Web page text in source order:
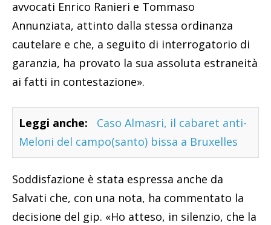
avvocati Enrico Ranieri e Tommaso
Annunziata, attinto dalla stessa ordinanza
cautelare e che, a seguito di interrogatorio di
garanzia, ha provato la sua assoluta estraneità
ai fatti in contestazione».
Leggi anche:
Caso Almasri, il cabaret anti-
Meloni del campo(santo) bissa a Bruxelles
Soddisfazione è stata espressa anche da
Salvati che, con una nota, ha commentato la
decisione del gip. «Ho atteso, in silenzio, che la